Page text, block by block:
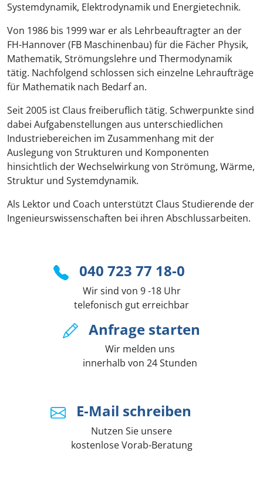
Systemdynamik, Elektrodynamik und Energietechnik.
Von 1986 bis 1999 war er als Lehrbeauftragter an der
FH-Hannover (FB Maschinenbau) für die Fächer Physik,
Mathematik, Strömungslehre und Thermodynamik
tätig. Nachfolgend schlossen sich einzelne Lehraufträge
für Mathematik nach Bedarf an.
Seit 2005 ist Claus freiberuflich tätig. Schwerpunkte sind
dabei Aufgabenstellungen aus unterschiedlichen
Industriebereichen im Zusammenhang mit der
Auslegung von Strukturen und Komponenten
hinsichtlich der Wechselwirkung von Strömung, Wärme,
Struktur und Systemdynamik.
Als Lektor und Coach unterstützt Claus Studierende der
Ingenieurswissenschaften bei ihren Abschlussarbeiten.
040 723 77 18-0
Wir sind von 9 -18 Uhr
telefonisch gut erreichbar
Anfrage starten
Wir melden uns
innerhalb von 24 Stunden
E-Mail schreiben
Nutzen Sie unsere
kostenlose Vorab-Beratung